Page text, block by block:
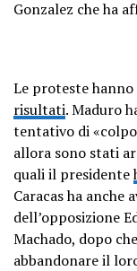
Gonzalez che ha
Le proteste
risultati. Maduro
tentativo di
allora sono stati
quali il presidente
Caracas ha anche
dell’opposizione
Machado, dopo
abbandonare il